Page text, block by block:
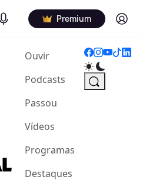
Podcasts Premium Log in
Ouvir(current)
Podcasts
Passou
Vídeos
Programas
Destaques